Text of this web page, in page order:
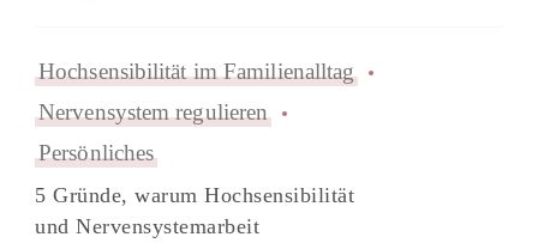
Hochsensibilität im Familienalltag
Nervensystem regulieren
Persönliches
5 Gründe, warum Hochsensibilität
und Nervensystemarbeit